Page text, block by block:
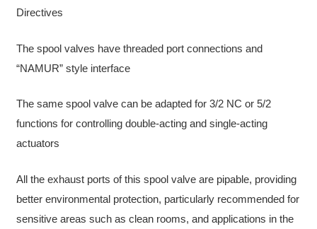
Directives
The spool valves have threaded port connections and
“NAMUR” style interface
The same spool valve can be adapted for 3/2 NC or 5/2
functions for controlling double-acting and single-acting
actuators
All the exhaust ports of this spool valve are pipable, providing
better environmental protection, particularly recommended for
sensitive areas such as clean rooms, and applications in the